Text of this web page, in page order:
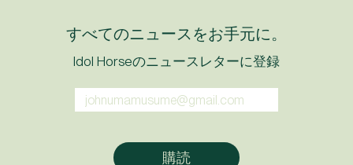
すべてのニュースをお手元に。
Idol Horseのニュースレターに登録